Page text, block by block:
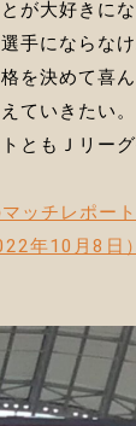
が大好きに
手にならな
を決めて喜
ていきたい。
もＪリーグ
ッチレポー
年10月8日